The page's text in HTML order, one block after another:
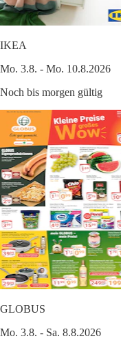
IKEA
Mo. 3.8. - Mo. 10.8.2026
Noch bis morgen gültig
GLOBUS
Mo. 3.8. - Sa. 8.8.2026